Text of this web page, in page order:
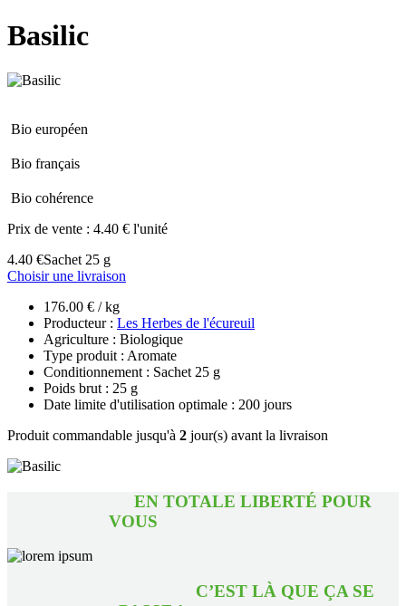
Basilic
Bio européen
Bio français
Bio cohérence
Prix de vente : 4.40 € l'unité
4.40 €Sachet 25 g
Choisir une livraison
176.00 € / kg
Producteur : Les Herbes de l'écureuil
Agriculture : Biologique
Type produit : Aromate
Conditionnement : Sachet 25 g
Poids brut : 25 g
Date limite d'utilisation optimale : 200 jours
Produit commandable jusqu'à 2 jour(s) avant la livraison
EN TOTALE LIBERTÉ POUR
VOUS
C’EST LÀ QUE ÇA SE